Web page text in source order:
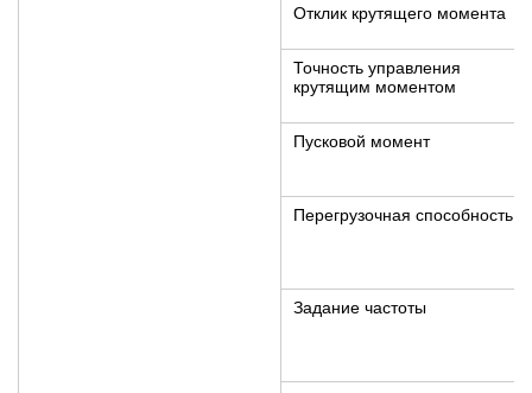
Отклик крутящего момента
Точность управления
крутящим моментом
Пусковой момент
Перегрузочная способность
Задание частоты